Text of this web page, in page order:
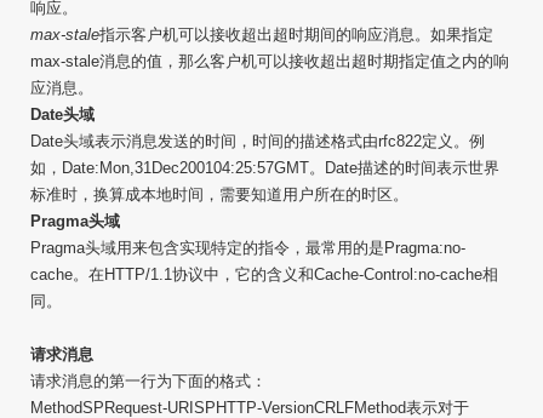
响应。
max-stale指示客户机可以接收超出超时期间的响应消息。如果指定
max-stale消息的值，那么客户机可以接收超出超时期指定值之内的响
应消息。
Date头域
Date头域表示消息发送的时间，时间的描述格式由rfc822定义。例
如，Date:Mon,31Dec200104:25:57GMT。Date描述的时间表示世界
标准时，换算成本地时间，需要知道用户所在的时区。
Pragma头域
Pragma头域用来包含实现特定的指令，最常用的是Pragma:no-
cache。在HTTP/1.1协议中，它的含义和Cache-Control:no-cache相
同。
请求消息
请求消息的第一行为下面的格式：
MethodSPRequest-URISPHTTP-VersionCRLFMethod表示对于